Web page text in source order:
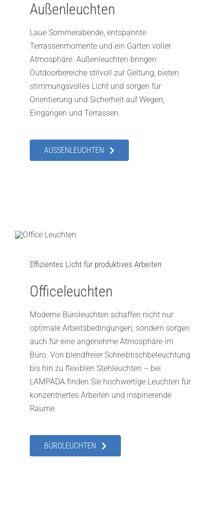
Außenleuchten
Laue Sommerabende, entspannte
Terrassenmomente und ein Garten voller
Atmosphäre. Außenleuchten bringen
Outdoorbereiche stilvoll zur Geltung, bieten
stimmungsvolles Licht und sorgen für
Orientierung und Sicherheit auf Wegen,
Eingängen und Terrassen.
AUSSENLEUCHTEN
Effizientes Licht für produktives Arbeiten
Officeleuchten
Moderne Büroleuchten schaffen nicht nur
optimale Arbeitsbedingungen, sondern sorgen
auch für eine angenehme Atmosphäre im
Büro. Von blendfreier Schreibtischbeleuchtung
bis hin zu flexiblen Stehleuchten – bei
LAMPADA finden Sie hochwertige Leuchten für
konzentriertes Arbeiten und inspirierende
Räume.
BÜROLEUCHTEN